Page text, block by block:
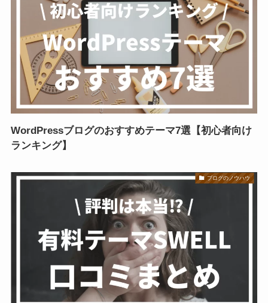
WordPressブログのおすすめテーマ7選【初心者向け
ランキング】
ブログのノウハウ